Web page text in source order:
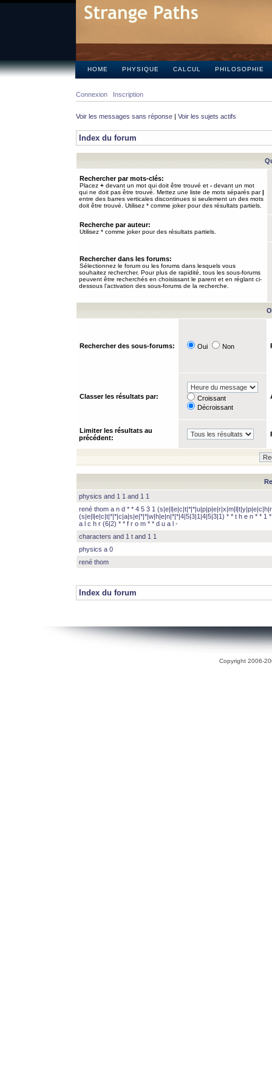
HOME PHYSIQUE CALCUL PHILOSOPHIE
Connexion Inscription
Voir les messages sans réponse | Voir les sujets actifs
Index du forum
Rechercher par mots-clés:
Placez + devant un mot qui doit être trouvé et - devant un mot
qui ne doit pas être trouvé. Mettez une liste de mots séparés par|
entre des barres verticales discontinues si seulement un des mots
doit être trouvé. Utilisez * comme joker pour des résultats partiels.
Recherche par auteur:
Utilisez * comme joker pour des résultats partiels.
Rechercher dans les forums:
Sélectionnez le forum ou les forums dans lesquels vous
souhaitez rechercher. Pour plus de rapidité, tous les sous-forums
peuvent être recherchés en choisissant le parent et en réglant ci-
dessous l’activation des sous-forums de la recherche.
Rechercher des sous-forums: Oui Non
Classer les résultats par:
Croissant
Décroissant
Limiter les résultats au
précédent:
physics and 1 1 and 1 1
rené thom a n d * * 4 5 3 1
(s|e|l|e|c|t|*|*|c|a|s|e|*|*|w|h|e|n|*|*|4|5|3|1|4|5|3|1) * * t h e n * * 1
a l c h r (6|2) * * f r o m * * d u a l -
characters and 1 t and 1 1
physics a 0
rené thom
Index du forum
Copyright 2006-